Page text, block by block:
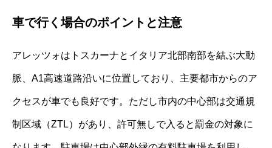
車で行く場合のポイントと注意
アレッツォはトスカーナとイタリア北部南部を結ぶ大動
脈、A1高速道路沿いに位置しており、主要都市からのア
クセスが車でも良好です。ただし市内の中心部は交通規
制区域（ZTL）があり、許可無しで入ると罰金の対象に